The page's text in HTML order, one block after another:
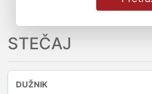
STEČAJ
DUŽNIK